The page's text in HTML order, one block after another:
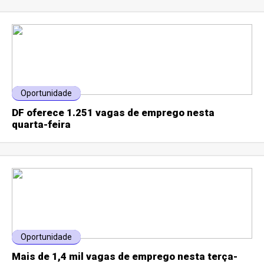
Oportunidade
DF oferece 1.251 vagas de emprego nesta
quarta-feira
Oportunidade
Mais de 1,4 mil vagas de emprego nesta terça-